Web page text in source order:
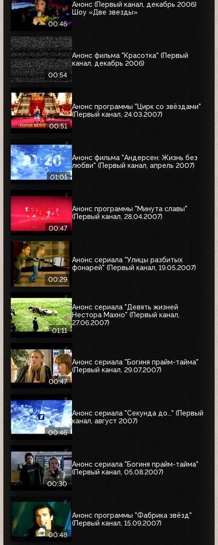
00:46
Анонс (Первый канал, декабрь 2006)
Шоу «Две звезды»
00:54
Анонс фильма "Красотка" (Первый
канал, декабрь 2006)
00:51
Анонс программы "Цирк со звёздами"
(Первый канал, 24.03.2007)
01:01
Анонс фильма "Андерсен: Жизнь без
любви" (Первый канал, апрель 2007)
00:47
Анонс программы "Минута славы"
(Первый канал, 28.04.2007)
00:29
Анонс сериала "Улицы разбитых
фонарей" (Первый канал, 19.05.2007)
01:11
Анонс сериала "Девять жизней
Нестора Махно" (Первый канал,
27.06.2007)
00:47
Анонс сериала "Богиня прайм-тайма"
(Первый канал, 29.07.2007)
00:46
Анонс сериала "Секунда до..." (Первый
канал, август 2007)
00:30
Анонс сериала "Богиня прайм-тайма"
(Первый канал, 05.08.2007)
00:48
Анонс программы "Фабрика звёзд"
(Первый канал, 15.09.2007)